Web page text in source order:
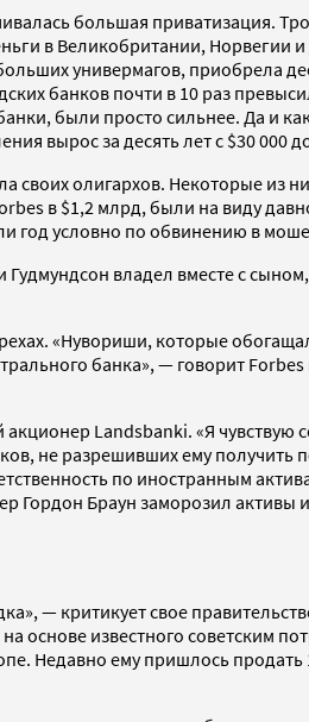
большая приватизация.
в Великобритании,
универмагов, приобрела
банков почти в 10 раз
были просто сильнее. Да и
вырос за десять лет с $30 000
олигархов. Некоторые из
в $1,2 млрд, были на виду
год условно по обвинению в
владел вместе с
«Нувориши, которые
банка», — говорит
Landsbanki. «Я
не разрешивших ему получить
по иностранным
Гордон Браун заморозил
— критикует свое
основе известного советским
Недавно ему пришлось